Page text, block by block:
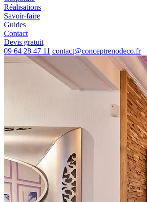
Réalisations
Savoir-faire
Guides
Contact
Devis gratuit
09 64 28 47 11 contact@conceptrenodeco.fr